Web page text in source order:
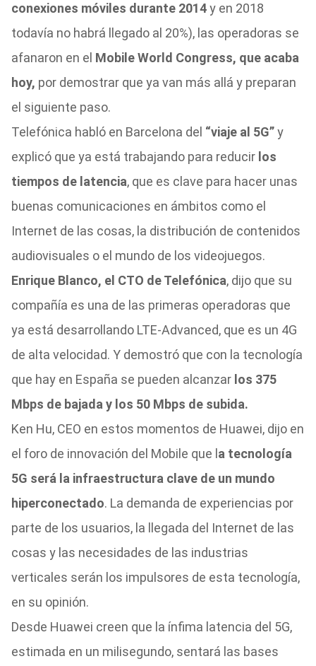
conexiones móviles durante 2014y en 2018
todavía no habrá llegado al 20%), las operadoras se
afanaron en el Mobile World Congress, que acaba
hoy, por demostrar que ya van más allá y preparan
el siguiente paso.
Telefónica habló en Barcelona del “viaje al 5G”y
explicó que ya está trabajando para reducir los
tiempos de latencia, que es clave para hacer unas
buenas comunicaciones en ámbitos como el
Internet de las cosas, la distribución de contenidos
audiovisuales o el mundo de los videojuegos.
Enrique Blanco, el CTO de Telefónica, dijo que su
compañía es una de las primeras operadoras que
ya está desarrollando LTE-Advanced, que es un 4G
de alta velocidad. Y demostró que con la tecnología
que hay en España se pueden alcanzar los 375
Mbps de bajada y los 50 Mbps de subida.
Ken Hu, CEO en estos momentos de Huawei, dijo en
el foro de innovación del Mobile que l a tecnología
5G será la infraestructura clave de un mundo
hiperconectado. La demanda de experiencias por
parte de los usuarios, la llegada del Internet de las
cosas y las necesidades de las industrias
verticales serán los impulsores de esta tecnología,
en su opinión.
Desde Huawei creen que la ínfima latencia del 5G,
estimada en un milisegundo, sentará las bases